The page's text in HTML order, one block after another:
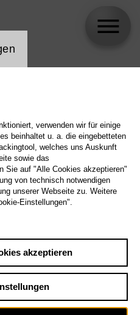
verwenden wir für einige
beinhaltet u. a. die eingebetteten
welches uns Auskunft
sowie das
Sie auf "Alle Cookies akzeptieren"
von technisch notwendigen
unserer Webseite zu. Weitere
Einstellungen".
akzeptieren